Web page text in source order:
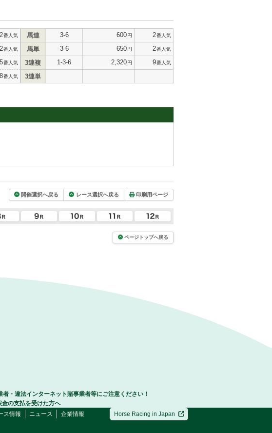
2番人気
2番人気
5番人気
番人気
馬連 3-6 600円 2番人気
馬単 3-6 650円 2番人気
3連複 1-3-6 2,320円 9番人気
3連単
開催選択へ戻る レース選択へ戻る 印刷用ページ
ページトップへ戻る
者・違法インターネット賭事業者等にご注意ください！
金の支払を受けた方へ
ス情報 ニュース 企業情報 Horse Racing in Japan